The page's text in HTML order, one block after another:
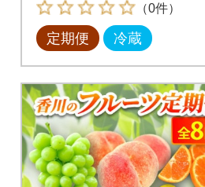
（0件）
定期便 冷蔵